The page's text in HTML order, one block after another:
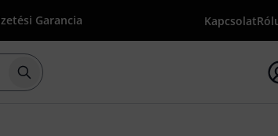
Garancia Kapcsolat
Keresés indítása {searchTerm}